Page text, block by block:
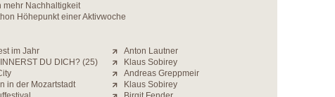
mehr Nachhaltigkeit
Höhepunkt einer Aktivwoche
im Jahr
Anton Lautner
DU DICH? (25)
Klaus Sobirey
Andreas Greppmeir
in der Mozartstadt
Klaus Sobirey